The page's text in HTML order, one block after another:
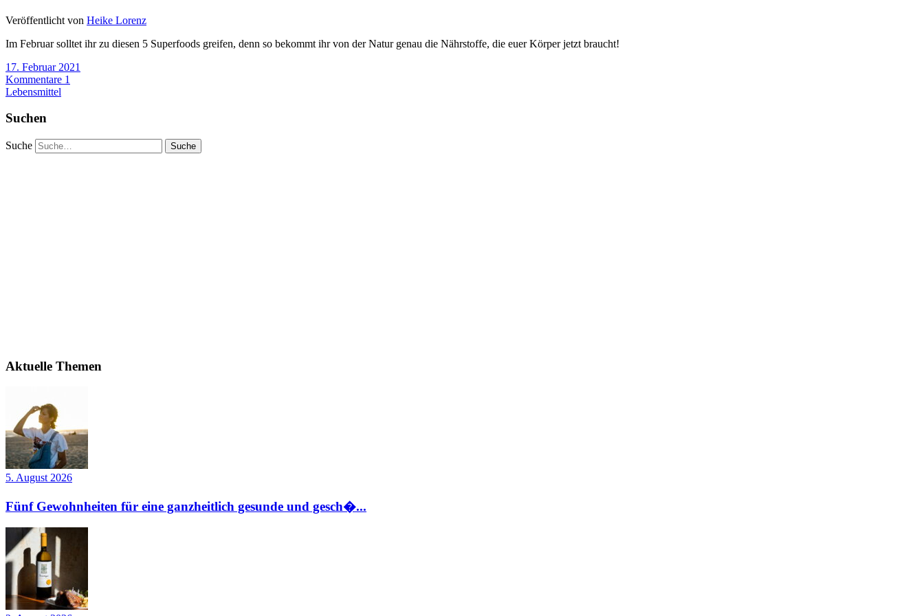
Veröffentlicht von Heike Lorenz
Im Februar solltet ihr zu diesen 5 Superfoods greifen, denn so bekommt ihr von der Natur genau die Nährstoffe, die euer Körper jetzt braucht!
17. Februar 2021
Kommentare 1
Lebensmittel
Suchen
Suche
Aktuelle Themen
5. August 2026
Fünf Gewohnheiten für eine ganzheitlich gesunde und gesch�...